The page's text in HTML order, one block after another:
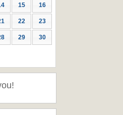
15 16
22 23
29 30